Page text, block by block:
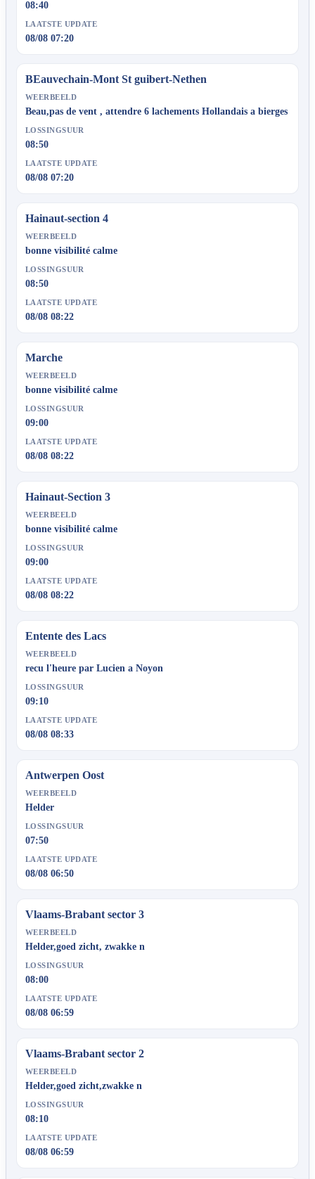
08:40
LAATSTE UPDATE
08/08 07:20
BEauvechain-Mont St guibert-Nethen
WEERBEELD
Beau,pas de vent , attendre 6 lachements Hollandais a bierges
LOSSINGSUUR
08:50
LAATSTE UPDATE
08/08 07:20
Hainaut-section 4
WEERBEELD
bonne visibilité calme
LOSSINGSUUR
08:50
LAATSTE UPDATE
08/08 08:22
Marche
WEERBEELD
bonne visibilité calme
LOSSINGSUUR
09:00
LAATSTE UPDATE
08/08 08:22
Hainaut-Section 3
WEERBEELD
bonne visibilité calme
LOSSINGSUUR
09:00
LAATSTE UPDATE
08/08 08:22
Entente des Lacs
WEERBEELD
recu l'heure par Lucien a Noyon
LOSSINGSUUR
09:10
LAATSTE UPDATE
08/08 08:33
Antwerpen Oost
WEERBEELD
Helder
LOSSINGSUUR
07:50
LAATSTE UPDATE
08/08 06:50
Vlaams-Brabant sector 3
WEERBEELD
Helder,goed zicht, zwakke n
LOSSINGSUUR
08:00
LAATSTE UPDATE
08/08 06:59
Vlaams-Brabant sector 2
WEERBEELD
Helder,goed zicht,zwakke n
LOSSINGSUUR
08:10
LAATSTE UPDATE
08/08 06:59